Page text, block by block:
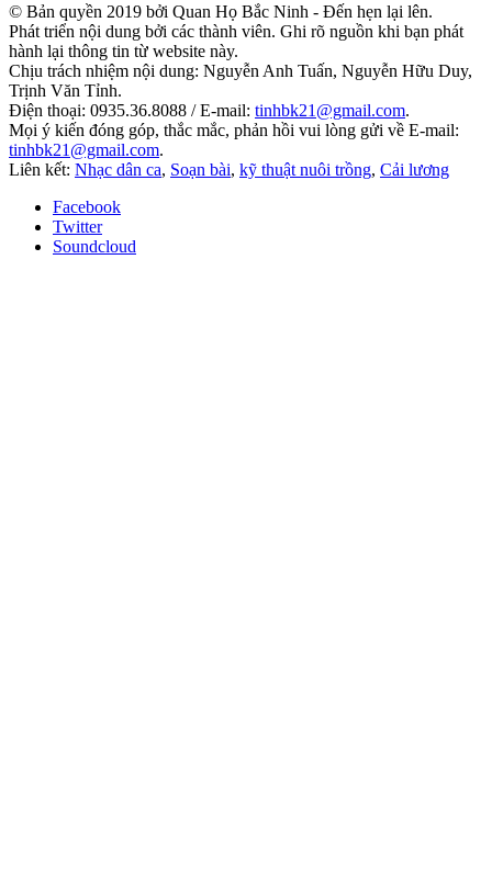
© Bản quyền 2019 bởi Quan Họ Bắc Ninh - Đến hẹn lại lên.
Phát triển nội dung bởi các thành viên. Ghi rõ nguồn khi bạn phát
hành lại thông tin từ website này.
Chịu trách nhiệm nội dung: Nguyễn Anh Tuấn, Nguyễn Hữu Duy,
Trịnh Văn Tỉnh.
Điện thoại: 0935.36.8088 / E-mail: tinhbk21@gmail.com.
Mọi ý kiến đóng góp, thắc mắc, phản hồi vui lòng gửi về E-mail:
tinhbk21@gmail.com.
Liên kết: Nhạc dân ca, Soạn bài, kỹ thuật nuôi trồng, Cải lương
Facebook
Twitter
Soundcloud